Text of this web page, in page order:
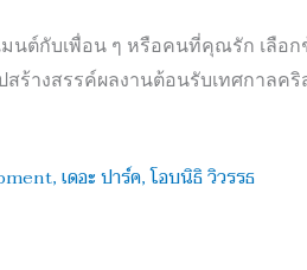
นต์กับเพื่อน ๆ หรือคนที่คุณรัก เลือก
ร้างสรรค์ผลงานต้อนรับเทศกาลคริ